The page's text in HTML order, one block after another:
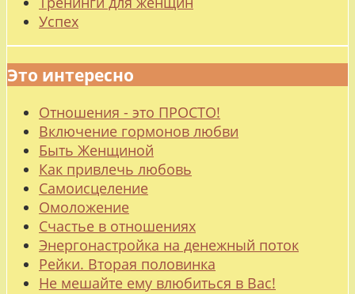
Успех
Это интересно
Отношения - это ПРОСТО!
Включение гормонов любви
Быть Женщиной
Как привлечь любовь
Самоисцеление
Омоложение
Счастье в отношениях
Энергонастройка на денежный поток
Рейки. Вторая половинка
Не мешайте ему влюбиться в Вас!